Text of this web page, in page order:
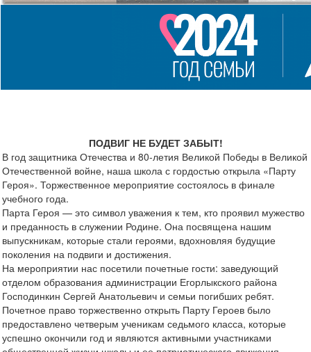
ПОДВИГ НЕ БУДЕТ ЗАБЫТ!
В год защитника Отечества и 80-летия Великой Победы в Великой
Отечественной войне, наша школа с гордостью открыла «Парту
Героя». Торжественное мероприятие состоялось в финале
учебного года.
Парта Героя — это символ уважения к тем, кто проявил мужество
и преданность в служении Родине. Она посвящена нашим
выпускникам, которые стали героями, вдохновляя будущие
поколения на подвиги и достижения.
На мероприятии нас посетили почетные гости: заведующий
отделом образования администрации Егорлыкского района
Господинкин Сергей Анатольевич и семьи погибших ребят.
Почетное право торжественно открыть Парту Героев было
предоставлено четверым ученикам седьмого класса, которые
успешно окончили год и являются активными участниками